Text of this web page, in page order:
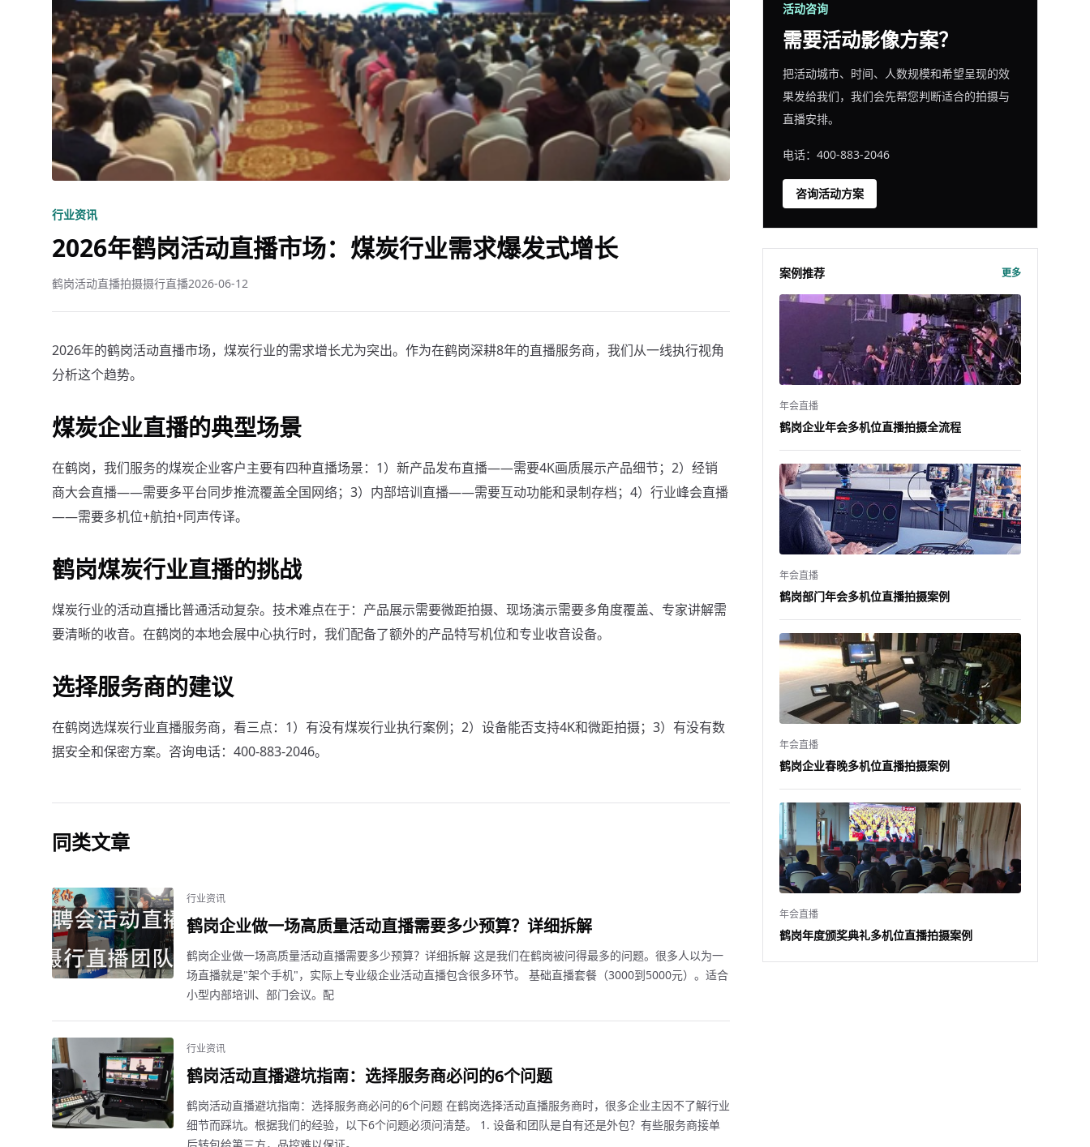
行业资讯
2026年鹤岗活动直播市场：煤炭行业需求爆发式增长
鹤岗活动直播拍摄摄行直播2026-06-12
2026年的鹤岗活动直播市场，煤炭行业的需求增长尤为突出。作为在鹤岗深耕8年的直播服务商，我们从一线执行视角
分析这个趋势。
煤炭企业直播的典型场景
在鹤岗，我们服务的煤炭企业客户主要有四种直播场景：1）新产品发布直播——需要4K画质展示产品细节；2）经销
商大会直播——需要多平台同步推流覆盖全国网络；3）内部培训直播——需要互动功能和录制存档；4）行业峰会直播
——需要多机位+航拍+同声传译。
鹤岗煤炭行业直播的挑战
煤炭行业的活动直播比普通活动复杂。技术难点在于：产品展示需要微距拍摄、现场演示需要多角度覆盖、专家讲解需
要清晰的收音。在鹤岗的本地会展中心执行时，我们配备了额外的产品特写机位和专业收音设备。
选择服务商的建议
在鹤岗选煤炭行业直播服务商，看三点：1）有没有煤炭行业执行案例；2）设备能否支持4K和微距拍摄；3）有没有数
据安全和保密方案。咨询电话：400-883-2046。
同类文章
行业资讯
鹤岗企业做一场高质量活动直播需要多少预算？详细拆解
鹤岗企业做一场高质量活动直播需要多少预算？详细拆解 这是我们在鹤岗被问得最多的问题。很多人以为一
场直播就是"架个手机"，实际上专业级企业活动直播包含很多环节。 基础直播套餐（3000到5000元）。适合
小型内部培训、部门会议。配
行业资讯
鹤岗活动直播避坑指南：选择服务商必问的6个问题
鹤岗活动直播避坑指南：选择服务商必问的6个问题 在鹤岗选择活动直播服务商时，很多企业主因不了解行业
细节而踩坑。根据我们的经验，以下6个问题必须问清楚。 1. 设备和团队是自有还是外包？有些服务商接单
活动咨询
需要活动影像方案？
把活动城市、时间、人数规模和希望呈现的效
果发给我们，我们会先帮您判断适合的拍摄与
直播安排。
电话：400-883-2046
咨询活动方案
案例推荐 更多
年会直播
鹤岗企业年会多机位直播拍摄全流程
年会直播
鹤岗部门年会多机位直播拍摄案例
年会直播
鹤岗企业春晚多机位直播拍摄案例
年会直播
鹤岗年度颁奖典礼多机位直播拍摄案例